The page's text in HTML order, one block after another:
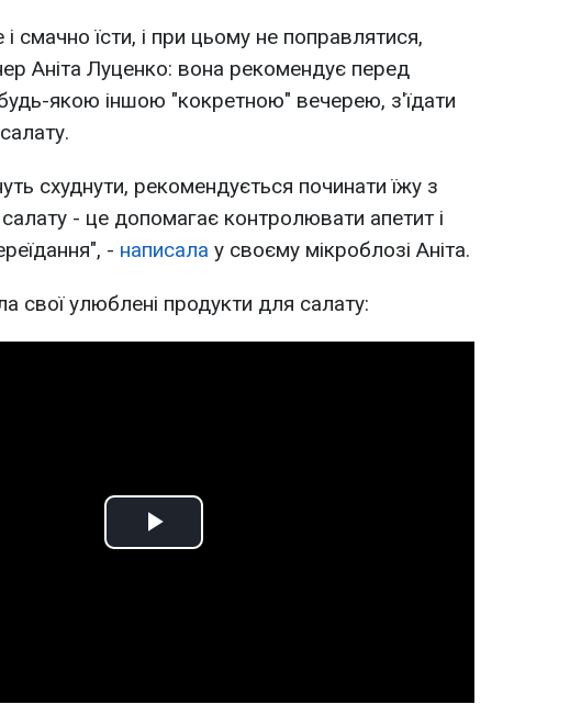
смачно їсти, і при цьому не поправлятися,
Аніта Луценко: вона рекомендує перед
якою іншою "кокретною" вечерею, з'їдати
схуднути, рекомендується починати їжу з
салату - це допомагає контролювати апетит і
- написала у своєму мікроблозі Аніта.
свої улюблені продукти для салату:
Play